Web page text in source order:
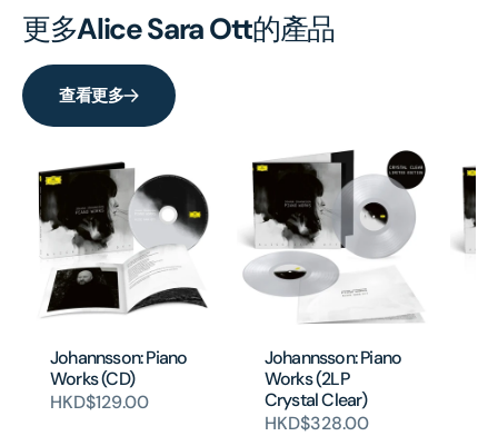
更多Alice Sara Ott的產品
查看更多
Johannsson: Piano
Works (CD)
HKD$129.00
Johannsson: Piano
Works (2LP
Crystal Clear)
HKD$328.00